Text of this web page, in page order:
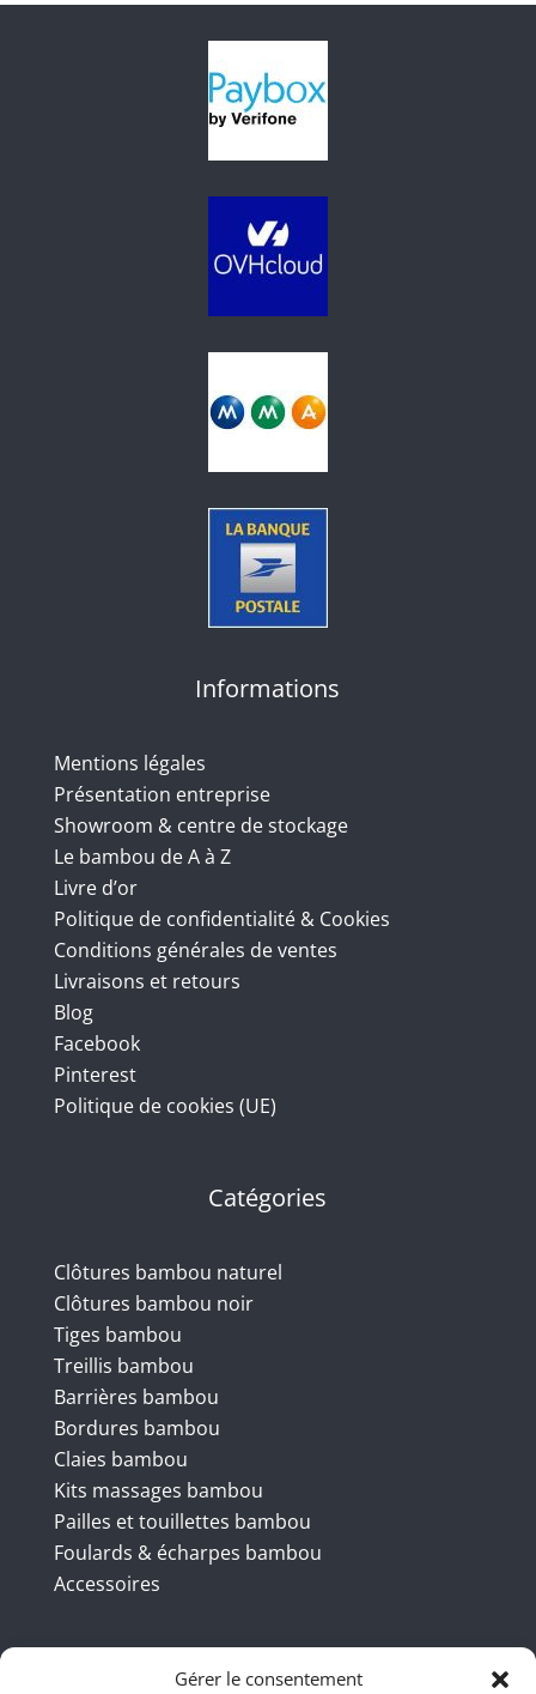
Gérer le consentement
Informations
Mentions légales
Présentation entreprise
Showroom & centre de stockage
Le bambou de A à Z
Livre d’or
Politique de confidentialité & Cookies
Conditions générales de ventes
Livraisons et retours
Blog
Facebook
Pinterest
Politique de cookies (UE)
Catégories
Clôtures bambou naturel
Clôtures bambou noir
Tiges bambou
Treillis bambou
Barrières bambou
Bordures bambou
Claies bambou
Kits massages bambou
Pailles et touillettes bambou
Foulards & écharpes bambou
Accessoires
Coordonnées